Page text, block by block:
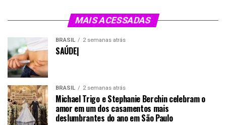
MAIS ACESSADAS
BRASIL 2 semanas atrás
SAÚDE|
BRASIL 2 semanas atrás
Michael Trigo e Stephanie Berchin celebram o
amor em um dos casamentos mais
deslumbrantes do ano em São Paulo